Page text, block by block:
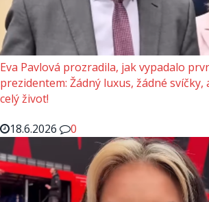
Eva Pavlová prozradila, jak vypadalo
prezidentem: Žádný luxus, žádné svíčky,
celý život!
18.6.2026
0